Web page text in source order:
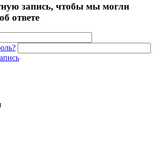
запись, чтобы мы могли
ответе